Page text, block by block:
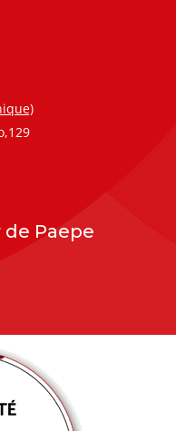
de Paepe